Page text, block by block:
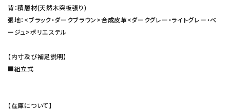
背：積層材(天然木突板張り)
張地：<ブラック・ダークブラウン>合成皮革<ダークグレー・ライトグレー・ベ
ージュ>ポリエステル
【内寸及び補足説明】
■組立式
【在庫について】